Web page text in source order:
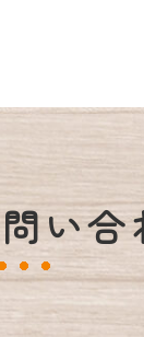
い合